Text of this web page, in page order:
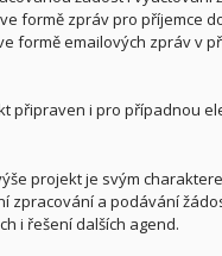
formě zpráv pro příjemce
formě emailových zpráv v
připraven i pro případnou
projekt je svým
zpracování a podávání
i řešení dalších agend.